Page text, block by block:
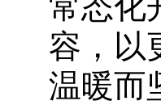
容，以
温暖而